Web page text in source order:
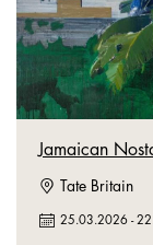
Jamaican
Tate Britain
25.03.2026 -